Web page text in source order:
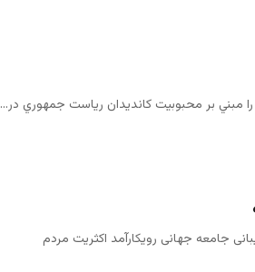
مبني بر محبوبيت كانديدان رياست جمهوري در…
جامعه جهانی رویکارآمد اکثریت مردم